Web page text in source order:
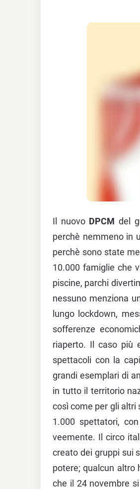
Il nuovo DPCM del
perchè nemmeno in
perchè sono state
10.000 famiglie che
piscine, parchi
nessuno menziona
lungo lockdown,
sofferenze
riaperto. Il caso più
spettacoli con la
grandi esemplari di
in tutto il territorio
così come per gli altri
1.000 spettatori,
veemente. Il circo
creato dei gruppi sui
potere; qualcun altro
che il 24 novembre